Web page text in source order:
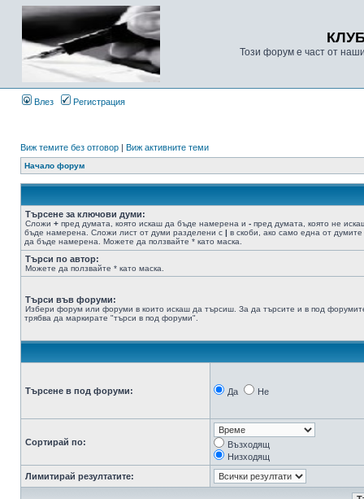
Този форум е част от
Влез Регистрация
Виж темите без отговор | Виж активните теми
Начало форум
Търсене за ключови думи:
Сложи + пред думата, която искаш да бъде намерена и - пред думата, която не
бъде намерена. Сложи лист от думи разделени с | в скоби, ако само една от думите
да бъде намерена. Можете да ползвайте * като маска.
Търси по автор:
Можете да ползвайте * като маска.
Търси във форуми:
Избери форум или форуми в които искаш да търсиш. За да търсите и в под
трябва да маркирате "търси в под форуми".
Търсене в под форуми: Да Не
Сортирай по:
Възходящ
Низходящ
Лимитирай резултатите: